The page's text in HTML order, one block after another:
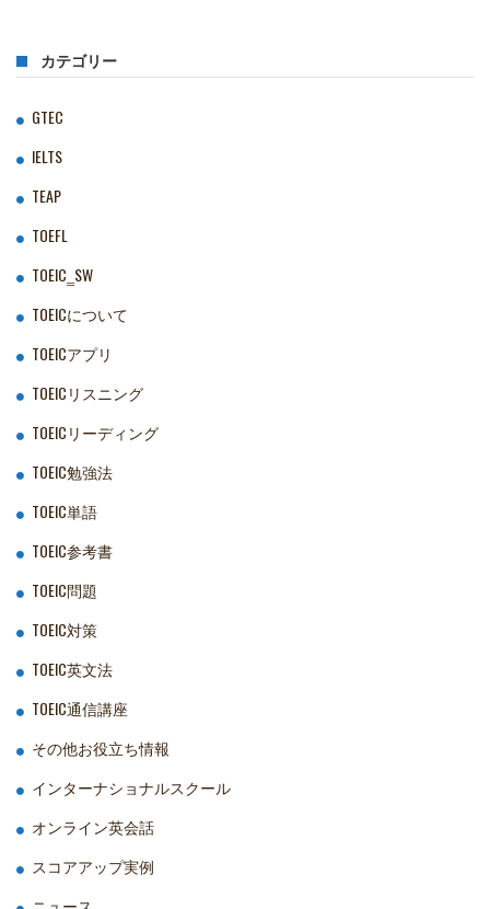
カテゴリー
GTEC
IELTS
TEAP
TOEFL
TOEIC‗SW
TOEICについて
TOEICアプリ
TOEICリスニング
TOEICリーディング
TOEIC勉強法
TOEIC単語
TOEIC参考書
TOEIC問題
TOEIC対策
TOEIC英文法
TOEIC通信講座
その他お役立ち情報
インターナショナルスクール
オンライン英会話
スコアアップ実例